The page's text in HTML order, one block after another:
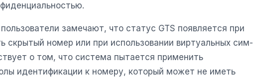
замечают, что статус GTS появляется при
скрытый номер или при использовании виртуальных сим-
о том, что система пытается применить
идентификации к номеру, который может не иметь